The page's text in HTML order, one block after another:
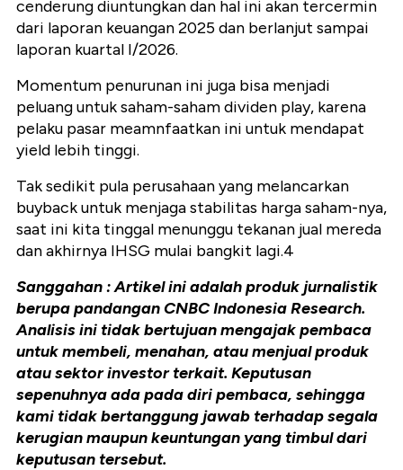
cenderung diuntungkan dan hal ini akan tercermin
dari laporan keuangan 2025 dan berlanjut sampai
laporan kuartal I/2026.
Momentum penurunan ini juga bisa menjadi
peluang untuk saham-saham dividen play, karena
pelaku pasar meamnfaatkan ini untuk mendapat
yield lebih tinggi.
Tak sedikit pula perusahaan yang melancarkan
buyback untuk menjaga stabilitas harga saham-nya,
saat ini kita tinggal menunggu tekanan jual mereda
dan akhirnya IHSG mulai bangkit lagi.4
Sanggahan : Artikel ini adalah produk jurnalistik
berupa pandangan CNBC Indonesia Research.
Analisis ini tidak bertujuan mengajak pembaca
untuk membeli, menahan, atau menjual produk
atau sektor investor terkait. Keputusan
sepenuhnya ada pada diri pembaca, sehingga
kami tidak bertanggung jawab terhadap segala
kerugian maupun keuntungan yang timbul dari
keputusan tersebut.